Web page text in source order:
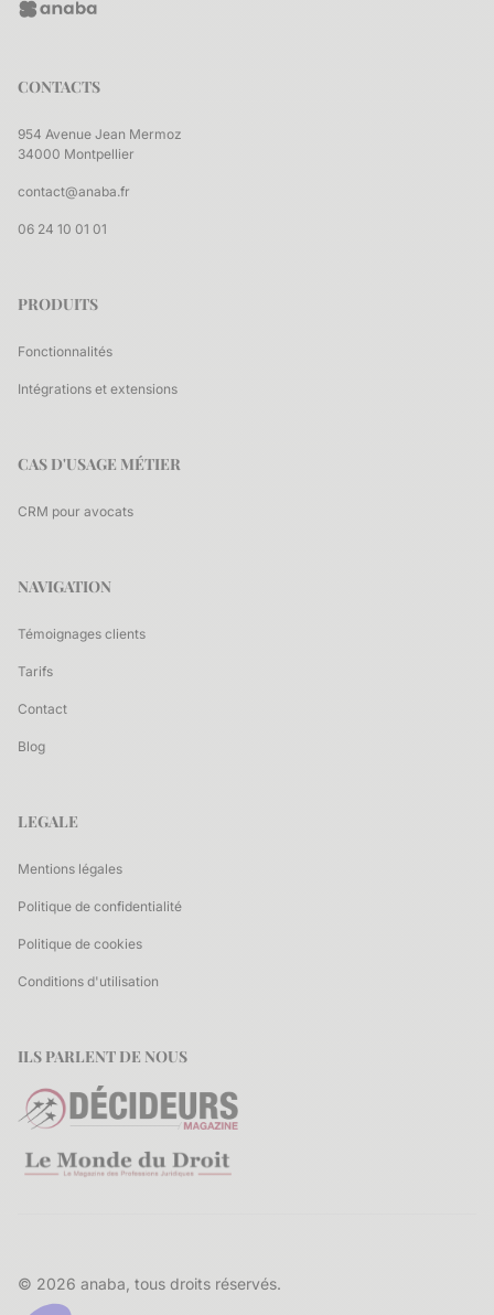
CONTACTS
954 Avenue Jean Mermoz
34000 Montpellier
contact@anaba.fr
06 24 10 01 01
PRODUITS
Fonctionnalités
Intégrations et extensions
CAS D'USAGE MÉTIER
CRM pour avocats
NAVIGATION
Témoignages clients
Tarifs
Contact
Blog
LEGALE
Mentions légales
Politique de confidentialité
Politique de cookies
Conditions d'utilisation
ILS PARLENT DE NOUS
© 2026 anaba, tous droits réservés.